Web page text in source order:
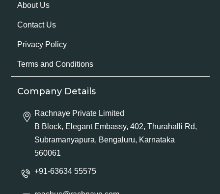
About Us
Contact Us
Privacy Policy
Terms and Conditions
Company Details
Rachnaye Private Limited
B Block, Elegant Embassy, 402, Thurahalli Rd,
Subramanyapura, Bengaluru, Karnataka
560061
+91-63634 55575